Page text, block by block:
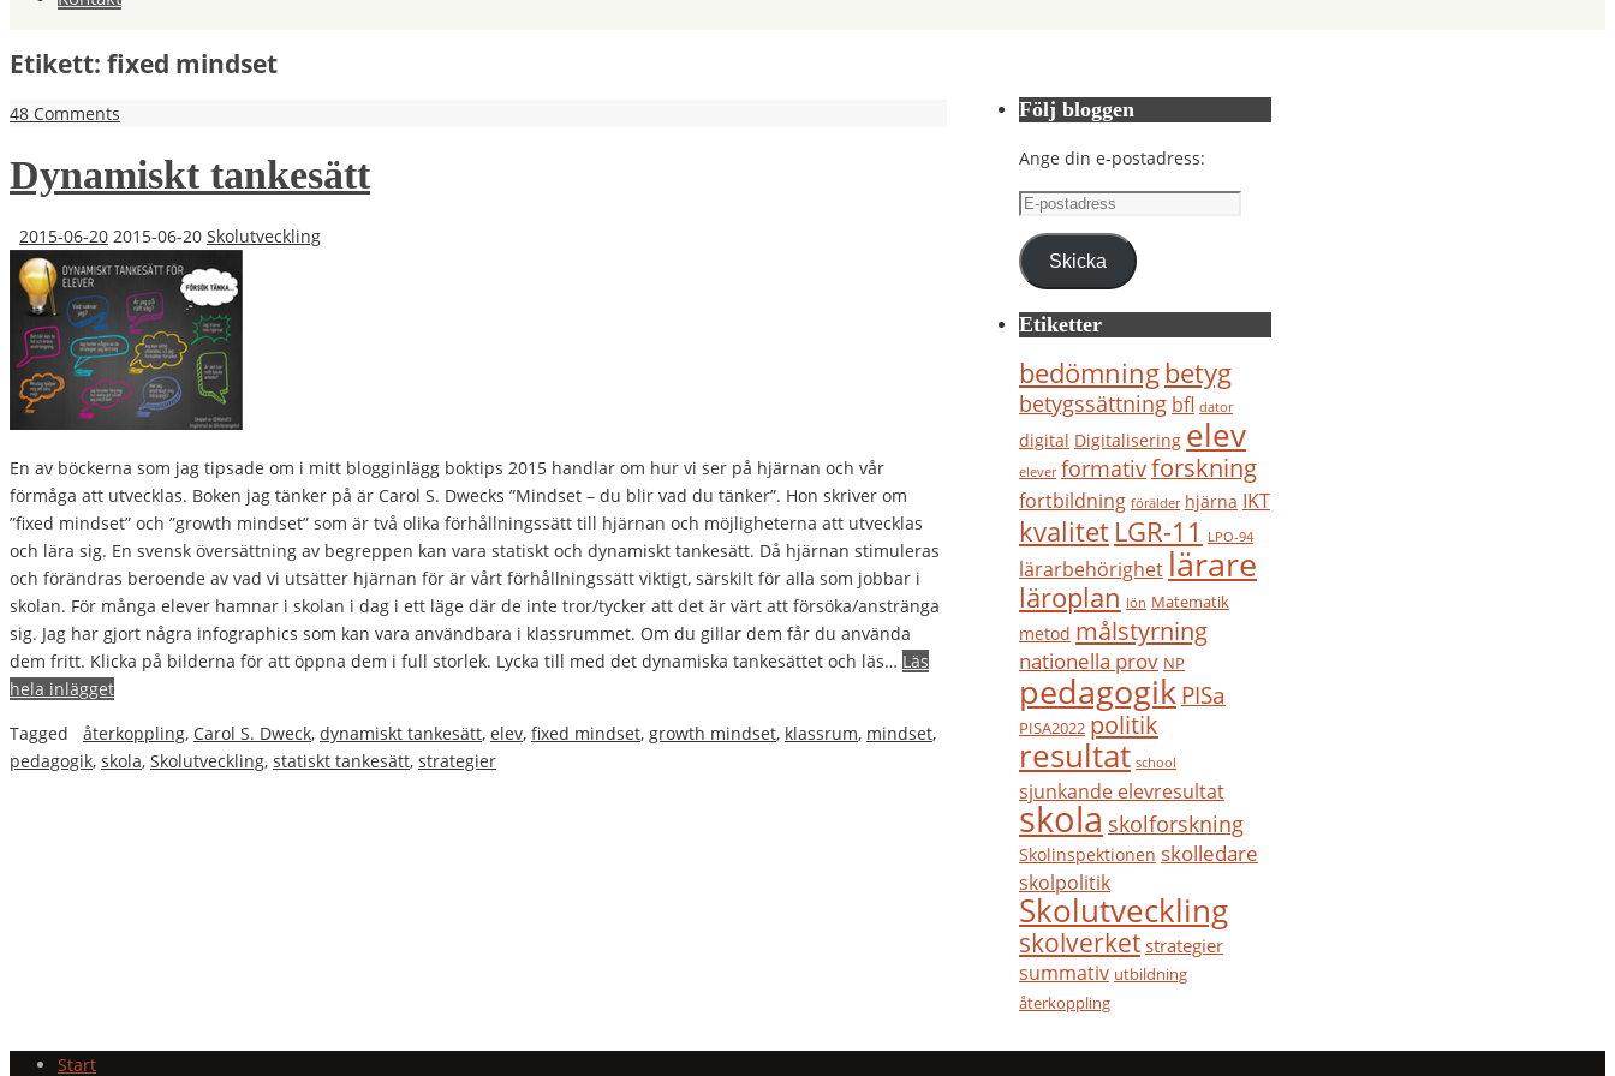
Etikett: fixed mindset
48 Comments
Dynamiskt tankesätt
2015-06-20 2015-06-20 Skolutveckling
En av böckerna som jag tipsade om i mitt blogginlägg boktips 2015 handlar om hur vi ser på hjärnan och vår
förmåga att utvecklas. Boken jag tänker på är Carol S. Dwecks ”Mindset – du blir vad du tänker”. Hon skriver om
”fixed mindset” och ”growth mindset” som är två olika förhållningssätt till hjärnan och möjligheterna att utvecklas
och lära sig. En svensk översättning av begreppen kan vara statiskt och dynamiskt tankesätt. Då hjärnan stimuleras
och förändras beroende av vad vi utsätter hjärnan för är vårt förhållningssätt viktigt, särskilt för alla som jobbar i
skolan. För många elever hamnar i skolan i dag i ett läge där de inte tror/tycker att det är värt att försöka/anstränga
sig. Jag har gjort några infographics som kan vara användbara i klassrummet. Om du gillar dem får du använda
dem fritt. Klicka på bilderna för att öppna dem i full storlek. Lycka till med det dynamiska tankesättet och läs… Läs
hela inlägget
Tagged
återkoppling, Carol S. Dweck, dynamiskt tankesätt, elev, fixed mindset, growth mindset, klassrum, mindset,
pedagogik, skola, Skolutveckling, statiskt tankesätt, strategier
Följ bloggen
Ange din e-postadress:
E-
postadress
Skicka
Etiketter
bedömningbetyg
betygssättning bfl dator
digital Digitalisering elev
elever formativforskning
fortbildning förälder hjärna IKT
kvalitet LGR-11 LPO-94
lärarbehörighet lärare
läroplan lön Matematik
metod målstyrning
nationella prov NP
pedagogikPISa
PISA2022 politik
resultat school
sjunkande elevresultat
skola skolforskning
Skolinspektionen skolledare
skolpolitik
Skolutveckling
skolverket strategier
summativ utbildning
återkoppling
Start